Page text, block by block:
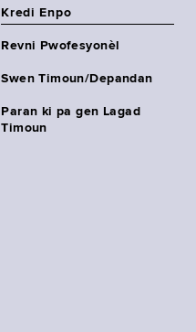
Kredi Enpo
Revni Pwofesyonèl
Swen Timoun/Depandan
Paran ki pa gen Lagad
Timoun